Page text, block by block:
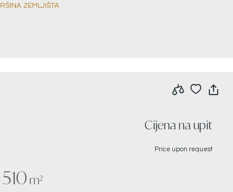
ZEMLJIŠTA
Cijena na upit
Price upon request
510 m²